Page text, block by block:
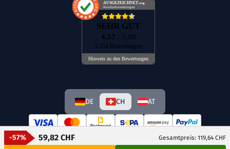
-57% 59,82 CHF Gesamtpreis: 119,64 CHF
AUSGEZEICHNET .org
Kundenbewertungen
SEHR GUT
4.57 / 5.00
5.354 Bewertungen
Hinweis zu den Bewertungen
DE CH AT